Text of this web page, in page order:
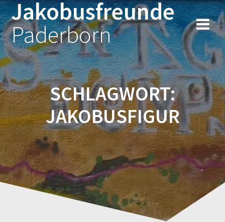
Zum
Inhalt
springen
Jakobusfreunde
Paderborn
SCHLAGWORT:
JAKOBUSFIGUR